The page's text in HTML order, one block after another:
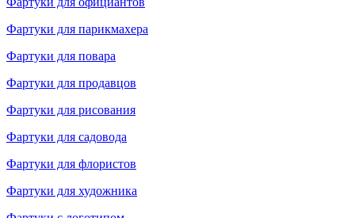
Фартуки для парикмахера
Фартуки для повара
Фартуки для продавцов
Фартуки для рисования
Фартуки для садовода
Фартуки для флористов
Фартуки для художника